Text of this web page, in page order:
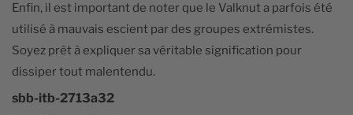
Enfin, il est important de noter que le Valknut a parfois été
utilisé à mauvais escient par des groupes extrémistes.
Soyez prêt à expliquer sa véritable signification pour
dissiper tout malentendu.
sbb-itb-2713a32